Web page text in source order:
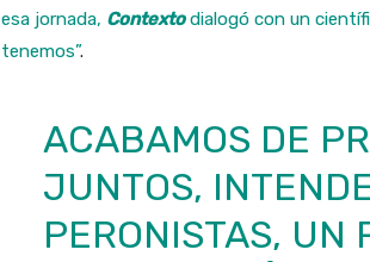
esa jornada, Contexto dialogó con un
tenemos”.
ACABAMOS DE
JUNTOS,
PERONISTAS, UN